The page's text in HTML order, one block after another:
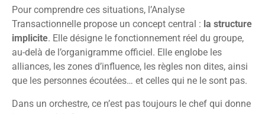
Pour comprendre ces situations, l’Analyse
Transactionnelle propose un concept central : la structure
implicite. Elle désigne le fonctionnement réel du groupe,
au-delà de l’organigramme officiel. Elle englobe les
alliances, les zones d’influence, les règles non dites, ainsi
que les personnes écoutées… et celles qui ne le sont pas.
Dans un orchestre, ce n’est pas toujours le chef qui donne